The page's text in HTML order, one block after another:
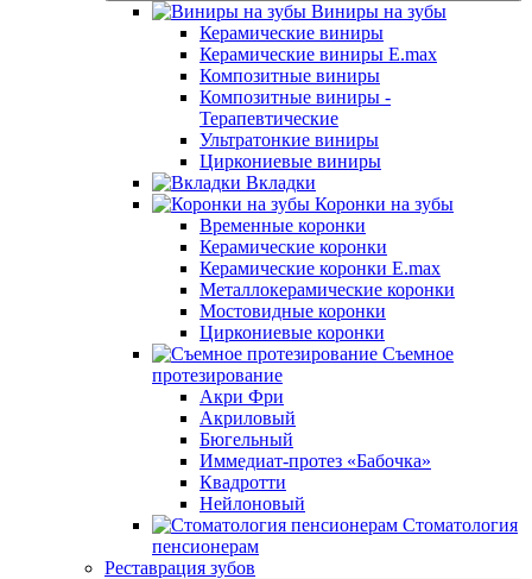
Виниры на зубы
Керамические виниры
Керамические виниры E.max
Композитные виниры
Композитные виниры -
Терапевтические
Ультратонкие виниры
Циркониевые виниры
Вкладки
Коронки на зубы
Временные коронки
Керамические коронки
Керамические коронки E.max
Металлокерамические коронки
Мостовидные коронки
Циркониевые коронки
Съемное
протезирование
Акри Фри
Акриловый
Бюгельный
Иммедиат-протез «Бабочка»
Квадротти
Нейлоновый
Стоматология
пенсионерам
Реставрация зубов